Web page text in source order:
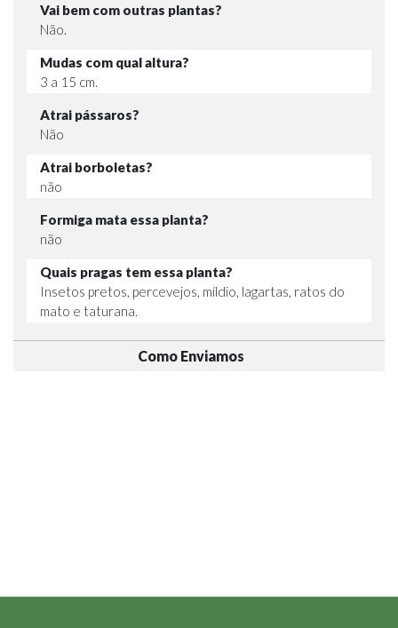
Vai bem com outras plantas?
Não.
Mudas com qual altura?
3 a 15 cm.
Atrai pássaros?
Não
Atrai borboletas?
não
Formiga mata essa planta?
não
Quais pragas tem essa planta?
Insetos pretos, percevejos, míldio, lagartas, ratos do
mato e taturana.
Como Enviamos